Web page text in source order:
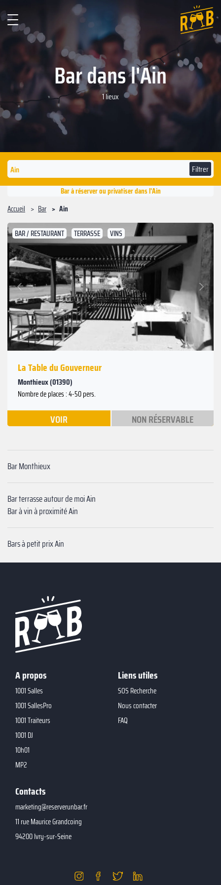
Bar dans l'Ain
1 lieux
Filtrer
Bar à réserver ou privatiser dans l'Ain
Accueil
Bar Ain
BAR / RESTAURANT TERRASSE VINS
Précédent
Suivant
La Table du Gouverneur
Monthieux (01390)
Nombre de places : 4-50 pers.
VOIR NON RÉSERVABLE
Bar Monthieux
Bar terrasse autour de moi Ain
Bar à vin à proximité Ain
Bars à petit prix Ain
A propos
1001 Salles
1001 SallesPro
1001 Traiteurs
1001 DJ
10h01
MP2
Liens utiles
SOS Recherche
Nous contacter
FAQ
Contacts
marketing@reserverunbar.fr
11 rue Maurice Grandcoing
94200 Ivry-sur-Seine